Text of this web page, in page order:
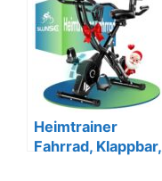
Heimtrainer
Fahrrad, Klappbar,